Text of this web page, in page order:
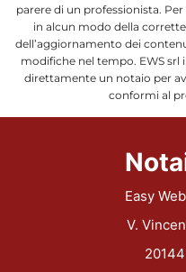
parere di un professionista.
in alcun modo della
dell’aggiornamento dei
modifiche nel tempo. EWS
direttamente un notaio per
conformi al
Easy
V.